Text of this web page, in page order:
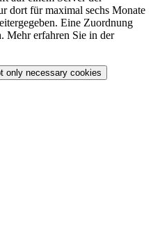
dort für maximal sechs Monate
Eine Zuordnung
Mehr erfahren Sie in der
only necessary cookies